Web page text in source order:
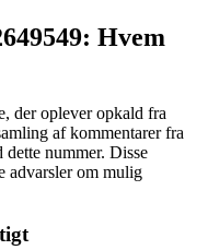
Hvem
der oplever opkald fra
af kommentarer fra
dette nummer. Disse
advarsler om mulig